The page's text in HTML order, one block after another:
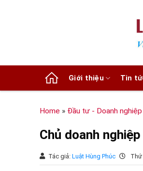
Giới thiệu Tin
Home » Đầu tư - Doanh nghiệp
Chủ doanh
Tác giả: Luật Hùng Phúc Thứ